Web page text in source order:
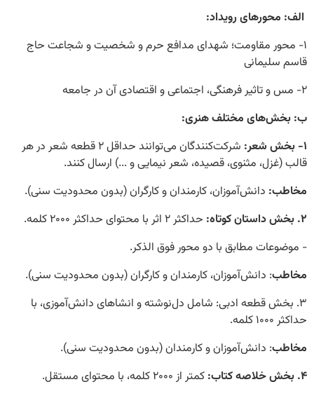
الف: محورهای رویداد:
۱- محور مقاومت؛ شهدای مدافع حرم و شخصیت و شجاعت حاج
قاسم سلیمانی
۲- مس و تاثیر فرهنگی، اجتماعی و اقتصادی آن در جامعه
ب: بخش‌های مختلف هنری:
۱- بخش شعر
:
شرکت‌کنندگان می‌توانند حداقل ۲ قطعه شعر در هر
قالب (غزل، مثنوی، قصیده، شعر نیمایی و ...) ارسال کنند.
مخاطب: دانش‌آموزان، کارمندان و کارگران (بدون محدودیت سنی).
۲. بخش داستان کوتاه: حداکثر ۲ اثر با محتوای حداکثر ۲۰۰۰ کلمه
.
- موضوعات مطابق با دو محور فوق الذکر.
مخاطب: دانش‌آموزان، کارمندان و کارگران (بدون محدودیت سنی).
۳. بخش قطعه ادبی: شامل دل‌نوشته و انشاهای دانش‌آموزی، با
حداکثر ۱۰۰۰ کلمه
.
مخاطب: دانش‌آموزان و کارمندان (بدون محدودیت سنی).
۴. بخش خلاصه کتاب: کمتر از ۲۰۰۰ کلمه، با محتوای مستقل
.